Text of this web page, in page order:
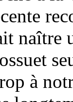
naître
à